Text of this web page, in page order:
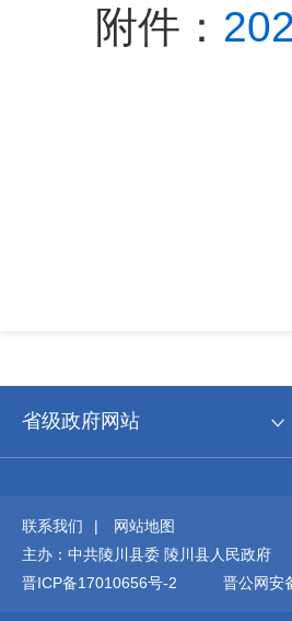
附件：
省级政府网站
联系我们 |
网站地图
主办：中共陵川县委 陵川县人民政府
晋ICP备17010656号-2
晋公网安